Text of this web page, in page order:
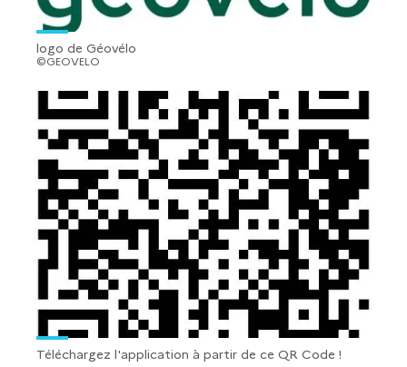
logo de Géovélo
©GEOVELO
Téléchargez l'application à partir de ce QR Code !